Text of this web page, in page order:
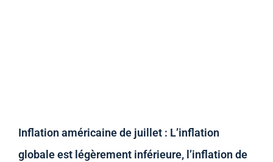
Inflation américaine de juillet : L’inflation
globale est légèrement inférieure, l’inflation de